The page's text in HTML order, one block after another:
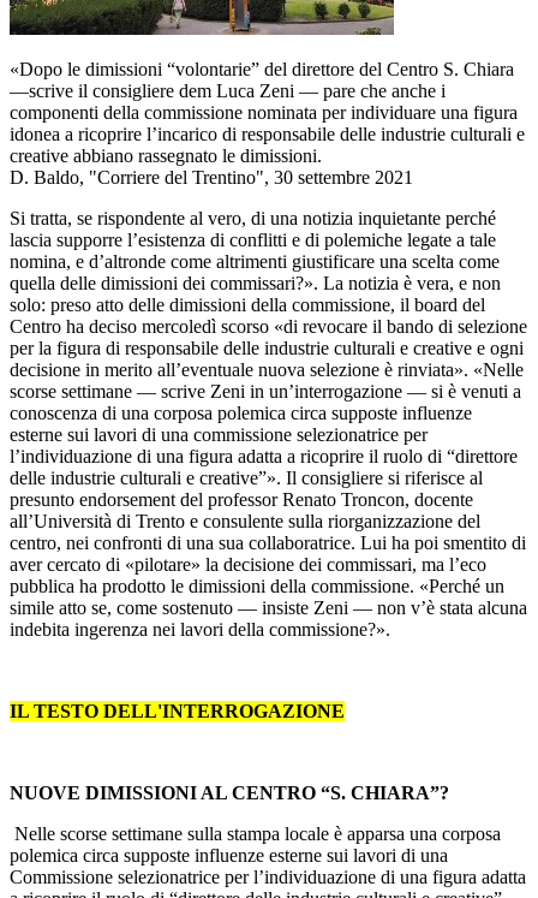
«Dopo le dimissioni “volontarie” del direttore del Centro S. Chiara
—scrive il consigliere dem Luca Zeni — pare che anche i
componenti della commissione nominata per individuare una figura
idonea a ricoprire l’incarico di responsabile delle industrie culturali e
creative abbiano rassegnato le dimissioni.
D. Baldo, "Corriere del Trentino", 30 settembre 2021
Si tratta, se rispondente al vero, di una notizia inquietante perché
lascia supporre l’esistenza di conflitti e di polemiche legate a tale
nomina, e d’altronde come altrimenti giustificare una scelta come
quella delle dimissioni dei commissari?». La notizia è vera, e non
solo: preso atto delle dimissioni della commissione, il board del
Centro ha deciso mercoledì scorso «di revocare il bando di selezione
per la figura di responsabile delle industrie culturali e creative e ogni
decisione in merito all’eventuale nuova selezione è rinviata». «Nelle
scorse settimane — scrive Zeni in un’interrogazione — si è venuti a
conoscenza di una corposa polemica circa supposte influenze
esterne sui lavori di una commissione selezionatrice per
l’individuazione di una figura adatta a ricoprire il ruolo di “direttore
delle industrie culturali e creative”». Il consigliere si riferisce al
presunto endorsement del professor Renato Troncon, docente
all’Università di Trento e consulente sulla riorganizzazione del
centro, nei confronti di una sua collaboratrice. Lui ha poi smentito di
aver cercato di «pilotare» la decisione dei commissari, ma l’eco
pubblica ha prodotto le dimissioni della commissione. «Perché un
simile atto se, come sostenuto — insiste Zeni — non v’è stata alcuna
indebita ingerenza nei lavori della commissione?».
IL TESTO DELL'INTERROGAZIONE
NUOVE DIMISSIONI AL CENTRO “S. CHIARA”?
Nelle scorse settimane sulla stampa locale è apparsa una corposa
polemica circa supposte influenze esterne sui lavori di una
Commissione selezionatrice per l’individuazione di una figura adatta